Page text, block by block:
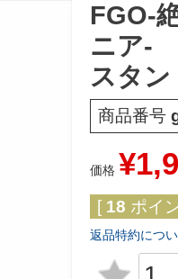
FGO-
ニア-
スタ
商品番号
価格 ¥
[ 18 ポイ
返品特約につ